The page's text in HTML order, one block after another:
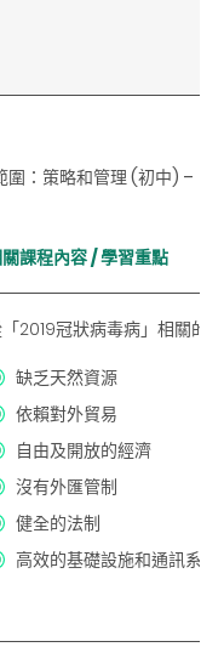
圍 ： 策略和管理 (初中) –
課程內容 / 學習重點
2019冠狀病毒病」相關的
缺乏天然資源
依賴對外貿易
自由及開放的經濟
沒有外匯管制
健全的法制
高效的基礎設施和通訊系統